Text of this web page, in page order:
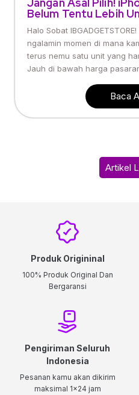
Jangan Asal Pilih!
Belum Tentu Lebih
Halo Sobat
ngalamin momen di mana
terus nemu satu unit yang
Jauh di bawah harga
Baca
Artikel
Produk Origininal
100% Produk Original Dan
Bergaransi
Pengiriman Seluruh
Indonesia
Pesanan kamu akan dikirim
maksimal 1x24 jam